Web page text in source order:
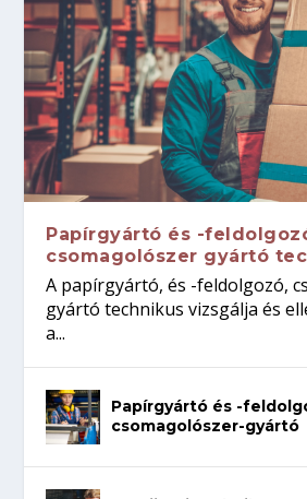
Papírgyártó és -
csomagolószer gyártó
A papírgyártó, és -feldolgozó,
gyártó technikus vizsgálja és
a...
Papírgyártó és -
csomagolószer-gyártó